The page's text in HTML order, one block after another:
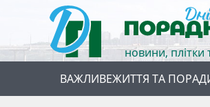
новини, плітки
ВАЖЛИВЕЖИТТЯ ТА